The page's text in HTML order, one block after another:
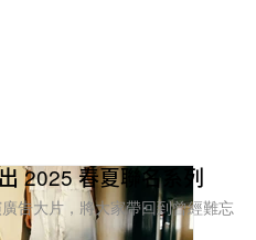
2025 春夏聯名系列
告大片，將大家帶回到曾經難忘